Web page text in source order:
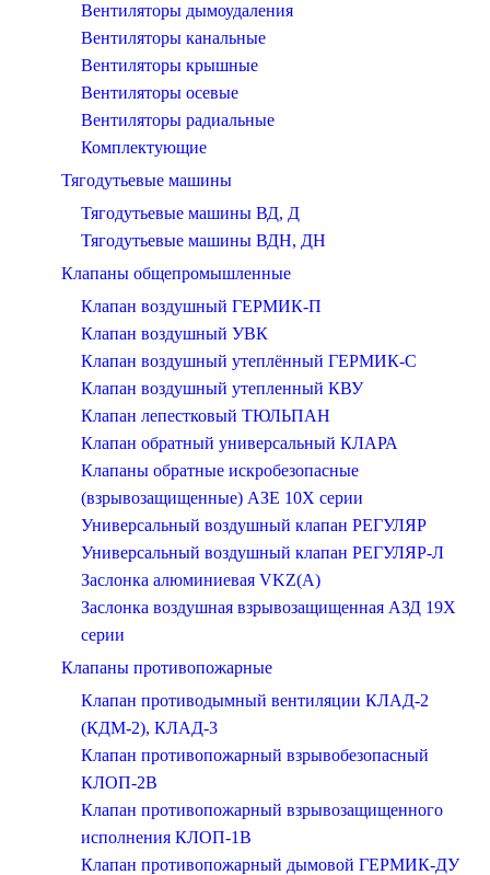
Вентиляторы дымоудаления
Вентиляторы канальные
Вентиляторы крышные
Вентиляторы осевые
Вентиляторы радиальные
Комплектующие
Тягодутьевые машины
Тягодутьевые машины ВД, Д
Тягодутьевые машины ВДН, ДН
Клапаны общепромышленные
Клапан воздушный ГЕРМИК-П
Клапан воздушный УВК
Клапан воздушный утеплённый ГЕРМИК-С
Клапан воздушный утепленный КВУ
Клапан лепестковый ТЮЛЬПАН
Клапан обратный универсальный КЛАРА
Клапаны обратные искробезопасные
(взрывозащищенные) АЗЕ 10Х серии
Универсальный воздушный клапан РЕГУЛЯР
Универсальный воздушный клапан РЕГУЛЯР-Л
Заслонка алюминиевая VKZ(А)
Заслонка воздушная взрывозащищенная АЗД 19X
серии
Клапаны противопожарные
Клапан противодымный вентиляции КЛАД-2
(КДМ-2), КЛАД-3
Клапан противопожарный взрывобезопасный
КЛОП-2В
Клапан противопожарный взрывозащищенного
исполнения КЛОП-1В
Клапан противопожарный дымовой ГЕРМИК-ДУ